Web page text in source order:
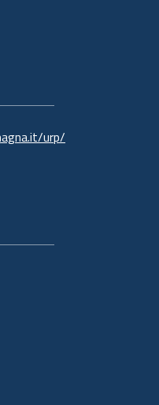
urp/